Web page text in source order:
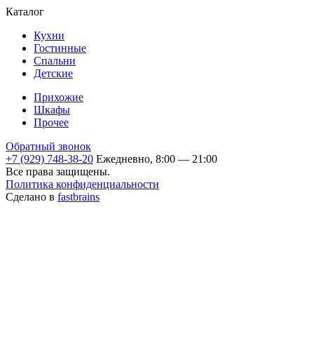
Каталог
Кухни
Гостинные
Спальни
Детские
Прихожие
Шкафы
Прочее
Обратный звонок
+7 (929) 748-38-20 Ежедневно, 8:00 — 21:00
Все права защищены.
Политика конфиденциальности
Сделано в fastbrains